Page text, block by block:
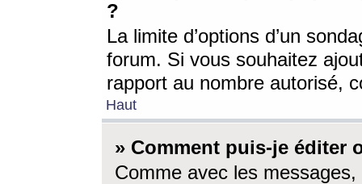
?
La limite d’options d’un
forum. Si vous souhaitez
rapport au nombre autorisé,
Haut
» Comment puis-je éditer
Comme avec les